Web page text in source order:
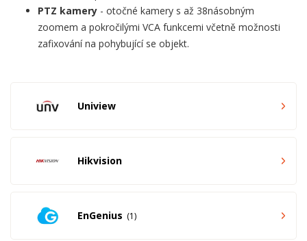
PTZ kamery - otočné kamery s až 38násobným
zoomem a pokročilými VCA funkcemi včetně možnosti
zafixování na pohybující se objekt.
Uniview
Hikvision
EnGenius 1